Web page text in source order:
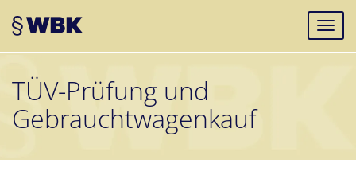
TÜV-Prüfung und
Gebrauchtwagenkauf